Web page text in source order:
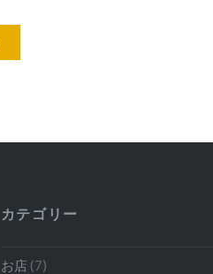
カテゴリー
お店(7)